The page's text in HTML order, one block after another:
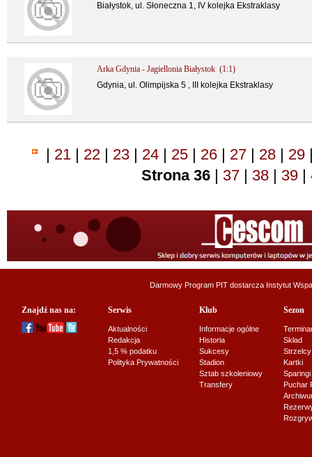
Białystok, ul. Słoneczna 1, IV kolejka Ekstraklasy
Arka Gdynia - Jagiellonia Białystok (1:1)
Gdynia, ul. Olimpijska 5 , III kolejka Ekstraklasy
| 21 | 22 | 23 | 24 | 25 | 26 | 27 | 28 | 29
Strona 36 | 37 | 38 | 39 |
Darmowy Program PIT dostarcza Instytut
Znajdź nas na: Serwis
Aktualności
Redakcja
1,5 % podatku
Polityka Prywatności
Klub
Informacje ogólne
Historia
Sukcesy
Stadion
Sztab szkoleniowy
Transfery
Sezon
Skład
Strzelcy
Kartki
Sparingi
Puchar